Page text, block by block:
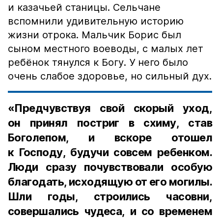
и казачьей станицы. Сельчане
вспомнили удивительную историю
жизни отрока. Мальчик Борис был
сыном местного воеводы, с малых лет
ребёнок тянулся к Богу. У него было
очень слабое здоровье, но сильный дух.
«Предчувствуя свой скорый уход,
он принял постриг в схиму, став
Боголепом, и вскоре отошел
к Господу, будучи совсем ребенком.
Люди сразу почувствовали особую
благодать, исходящую от его могилы.
Шли годы, строились часовни,
совершались чудеса, и со временем